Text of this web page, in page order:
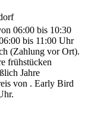
06:00 bis 10:30
bis 11:00 Uhr
(Zahlung vor Ort).
frühstücken
Jahre
von . Early Bird